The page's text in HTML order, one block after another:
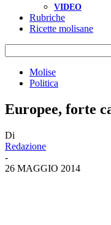
VIDEO
Rubriche
Ricette molisane
Molise
Politica
Europee, forte
Di
Redazione
-
26 MAGGIO 2014